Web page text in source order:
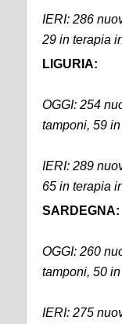
IERI: 286
29 in terapia
LIGURIA:
OGGI: 254
tamponi, 59
IERI: 289
65 in terapia
SARDEGNA:
OGGI: 260
tamponi, 50
IERI: 275